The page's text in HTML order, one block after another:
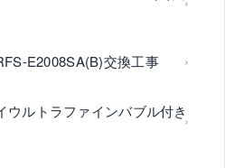
E2008SA(B)交換工事
ウルトラファインバブル付き